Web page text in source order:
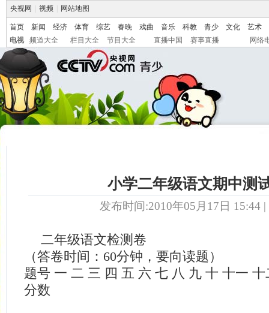
央视网 视频 网站地图
首页 新闻 经济 体育 综艺 春晚 戏曲 音乐 科教 青少 文化
艺术
电视
频道大全 栏目大全 节目大全 直播中国 赛事直播 网络
小学二年级语文期中测
发布时间:2010年05月17日 15:44
二年级语文检测卷
（答卷时间：60分钟，要向读题）
题号 一 二 三 四 五 六 七 八 九 十 十一
分数